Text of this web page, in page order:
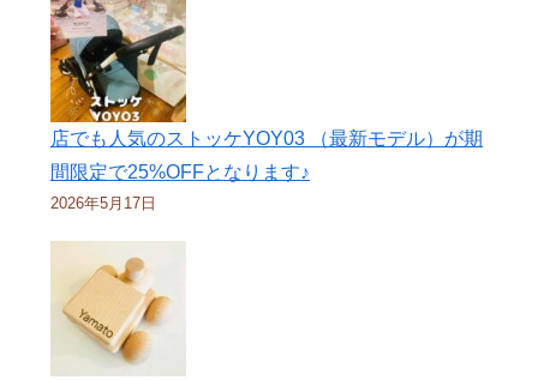
店でも人気のストッケYOY03 （最新モデル）が期
間限定で25%OFFとなります♪
2026年5月17日